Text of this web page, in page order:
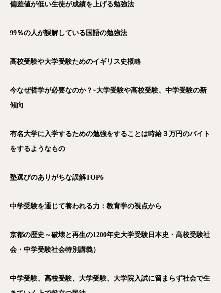
偏差値が低い生徒が成績を上げる勉強法
99％の人が誤解している国語の勉強法
高校受験や大学受験ためのイギリス史概略
今なぜ哲学が必要なのか？~大学受験や高校受験、中学受験の新
傾向
有名大学に入学するための勉強をすることは時給３万円のバイト
をするようなもの
塾選びのありがちな誤解TOP6
中学受験を通じて養われる力：教育学の視点から
京都の歴史～破壊と再生の1200年史大学受験日本史・高校受験社
会・中学受験社会特別講義）
中学受験、高校受験、大学受験、大学院入試に留まらず社会で生